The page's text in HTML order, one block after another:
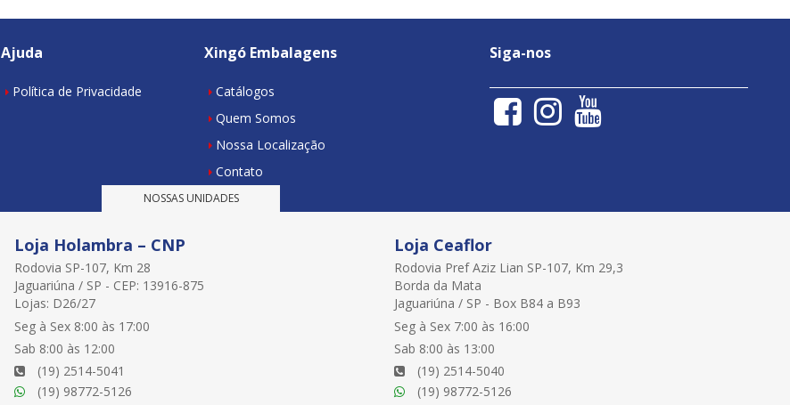
Ajuda
Política de Privacidade
Xingó Embalagens
Catálogos
Quem Somos
Nossa Localização
Contato
Siga-nos
NOSSAS UNIDADES
Loja Holambra – CNP
Rodovia SP-107, Km 28
Jaguariúna / SP - CEP: 13916-875
Lojas: D26/27
Seg à Sex 8:00 às 17:00
Sab 8:00 às 12:00
(19) 2514-5041
(19) 98772-5126
Loja Ceaflor
Rodovia Pref Aziz Lian SP-107, Km 29,3
Borda da Mata
Jaguariúna / SP - Box B84 a B93
Seg à Sex 7:00 às 16:00
Sab 8:00 às 13:00
(19) 2514-5040
(19) 98772-5126